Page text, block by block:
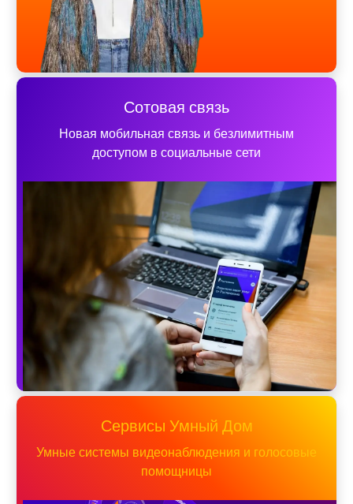
Сотовая связь
Новая мобильная связь и безлимитным
доступом в социальные сети
Сервисы Умный Дом
Умные системы видеонаблюдения и голосовые
помощницы